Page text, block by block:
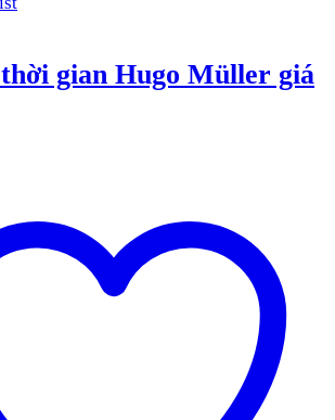
gian Hugo Müller giá